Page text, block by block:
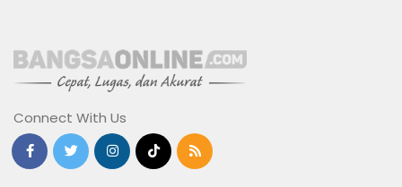
Connect With Us